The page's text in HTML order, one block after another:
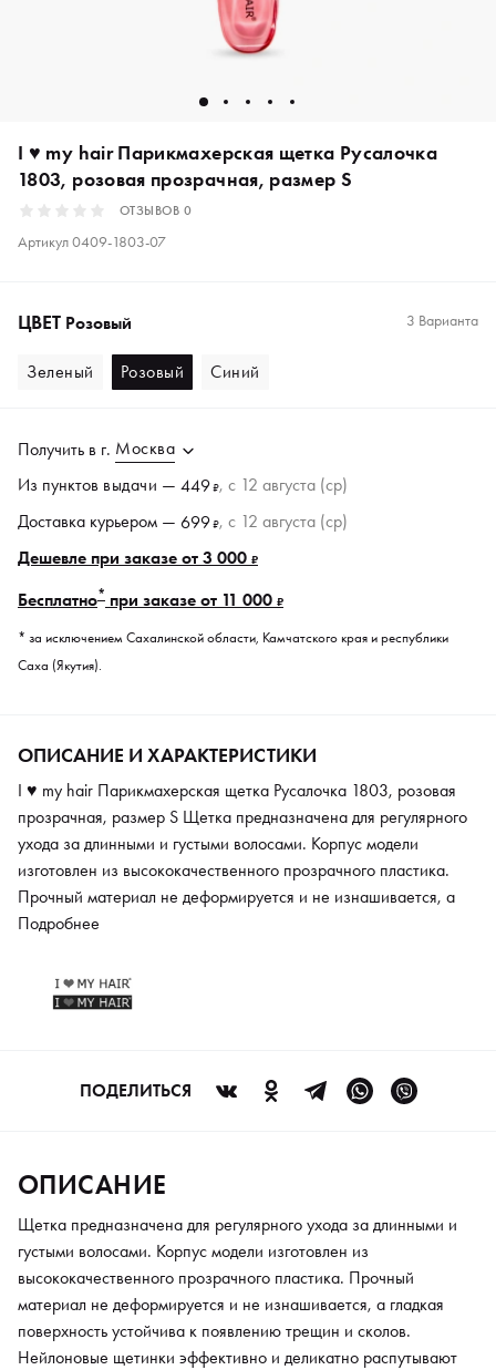
I ♥ my hair Парикмахерская щетка Русалочка
1803, розовая прозрачная, размер S
ОТЗЫВОВ 0
Артикул0409-1803-07
ЦВЕТ Розовый 3 Варианта
Зеленый Розовый Синий
Получить в г. Москва
Из пунктов выдачи — 449₽, c 12 августа (ср)
Доставка курьером — 699₽, c 12 августа (ср)
Дешевле при заказе от 3 000 ₽
Бесплатно* при заказе от 11 000 ₽
* за исключением Сахалинской области, Камчатского края и республики
Саха (Якутия).
ОПИСАНИЕ И ХАРАКТЕРИСТИКИ
I ♥ my hair Парикмахерская щетка Русалочка 1803, розовая
прозрачная, размер S Щетка предназначена для регулярного
ухода за длинными и густыми волосами. Корпус модели
изготовлен из высококачественного прозрачного пластика.
Прочный материал не деформируется и не изнашивается, а
гладкая поверхность устойчива к появлению трещин и сколов.
волосы перед формированием ежедневной укладки. Благодаря
компактному размеру и малому весу модель используется как
Подробнее
ПОДЕЛИТЬСЯ
ОПИСАНИЕ
Щетка предназначена для регулярного ухода за длинными и
густыми волосами. Корпус модели изготовлен из
высококачественного прозрачного пластика. Прочный
материал не деформируется и не изнашивается, а гладкая
поверхность устойчива к появлению трещин и сколов.
Нейлоновые щетинки эффективно и деликатно распутывают